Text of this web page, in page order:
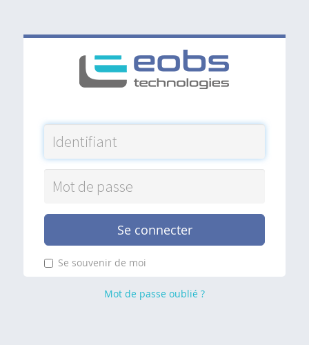
Se connecter
Se souvenir de moi
Mot de passe oublié ?